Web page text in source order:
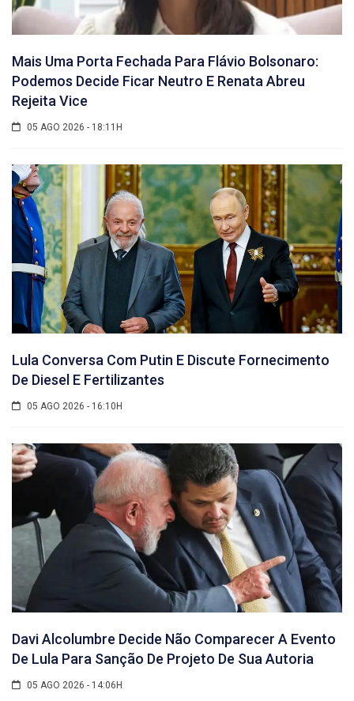
Mais Uma Porta Fechada Para Flávio Bolsonaro:
Podemos Decide Ficar Neutro E Renata Abreu
Rejeita Vice
05 AGO 2026 - 18:11H
Lula Conversa Com Putin E Discute Fornecimento
De Diesel E Fertilizantes
05 AGO 2026 - 16:10H
Davi Alcolumbre Decide Não Comparecer A Evento
De Lula Para Sanção De Projeto De Sua Autoria
05 AGO 2026 - 14:06H